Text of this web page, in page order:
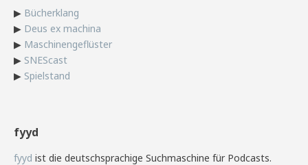
▶ Bücherklang
▶ Deus ex machina
▶ Maschinengeflüster
▶ SNEScast
▶ Spielstand
fyyd
fyyd ist die deutschsprachige Suchmaschine für Podcasts.